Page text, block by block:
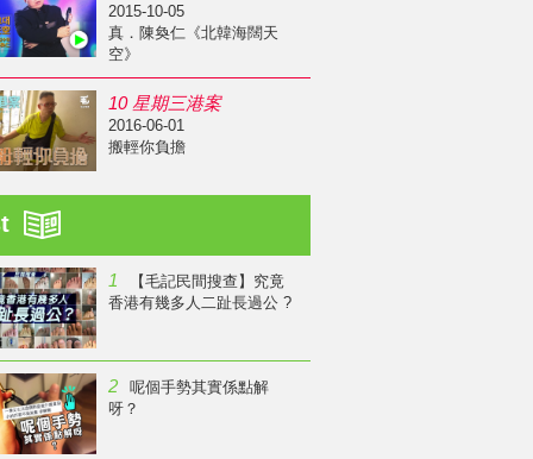
2015-10-05
真．陳奐仁《北韓海闊天
空》
10 星期三港案
2016-06-01
搬輕你負擔
1
【毛記民間搜查】究竟
香港有幾多人二趾長過公 ?
2
呢個手勢其實係點解
呀？